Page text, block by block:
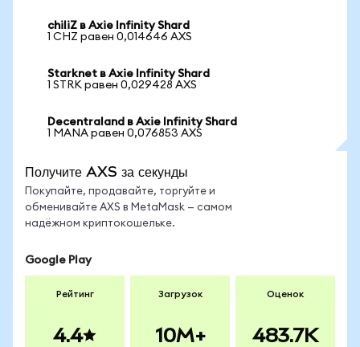
chiliZ в Axie Infinity Shard
1 CHZ равен 0,014646 AXS
Starknet в Axie Infinity Shard
1 STRK равен 0,029428 AXS
Decentraland в Axie Infinity Shard
1 MANA равен 0,076853 AXS
Получите AXS за секунды
Покупайте, продавайте, торгуйте и
обменивайте AXS в MetaMask — самом
надёжном криптокошельке.
Google Play
Рейтинг
4.4
Загрузок
10M+
Оценок
483.7K